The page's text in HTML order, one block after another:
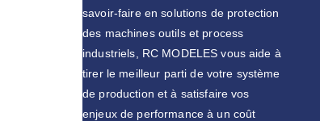
savoir-faire en solutions de protection
des machines outils et process
industriels, RC MODELES vous aide à
tirer le meilleur parti de votre système
de production et à satisfaire vos
enjeux de performance à un coût